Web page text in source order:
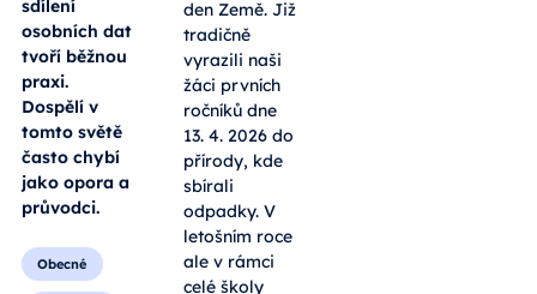
Zprávu se
sexuálním
podtextem
poslalo 30 %
dětí, veřejné
sdílení
osobních dat
tvoří běžnou
praxi.
tomto světě
Jako každý
rok, tak i
letos oslavila
naše škola
Mezinárodní
den Země. Již
tradičně
vyrazili naši
žáci prvních
ročníků dne
13. 4. 2026 do